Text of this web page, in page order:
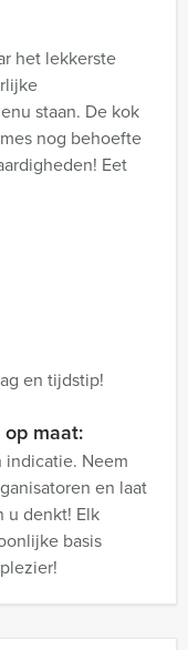
het lekkerste
staan. De kok
nog behoefte
Eet
en tijdstip!
maat:
indicatie. Neem
en laat
u denkt! Elk
basis